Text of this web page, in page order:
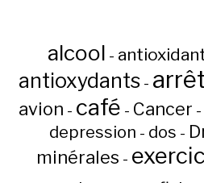
alcool -
antioxydants -
avion - café - Cancer -
depression - dos -
minérales -